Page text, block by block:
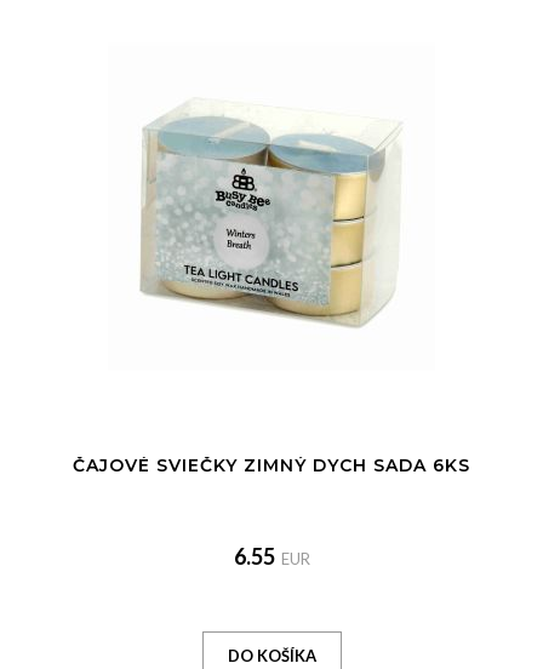
ČAJOVÉ SVIEČKY ZIMNÝ DYCH SADA 6KS
6.55 EUR